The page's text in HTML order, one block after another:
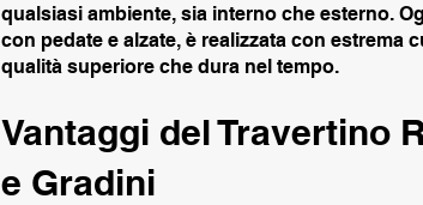
qualsiasi ambiente, sia interno che esterno.
con pedate e alzate, è realizzata con estrema
qualità superiore che dura nel tempo.
Vantaggi del Travertino
e Gradini